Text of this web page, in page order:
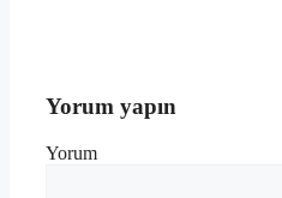
Yorum yapın
Yorum